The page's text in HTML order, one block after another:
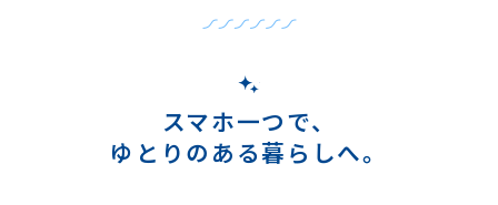
スマホ一つで、
ゆとりのある暮らしへ。